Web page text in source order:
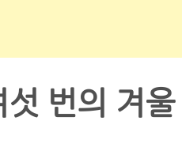
섯 번의 겨울